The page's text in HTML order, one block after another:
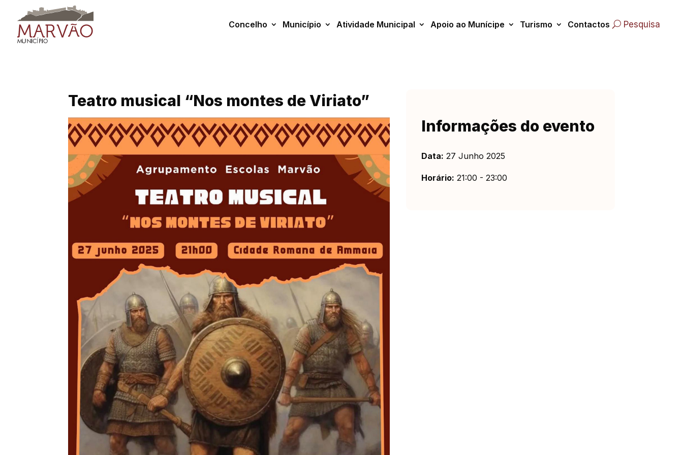
content
Concelho Município Atividade Municipal Apoio ao Munícipe Turismo Contactos Pesquisa
Teatro musical “Nos montes de Viriato”
Informações do evento
Data: 27 Junho 2025
Horário: 21:00 - 23:00